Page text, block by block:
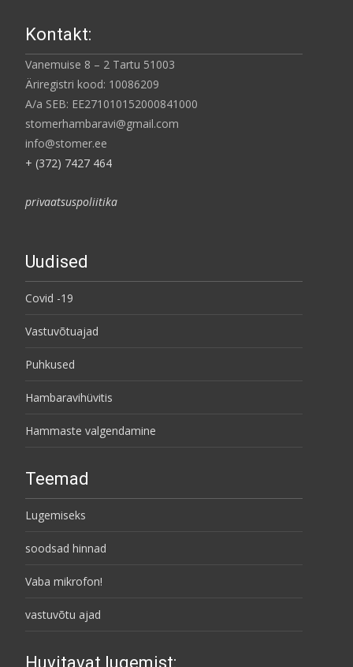
Kontakt:
Vanemuise 8 – 2 Tartu 51003
Äriregistri kood: 10086209
A/a SEB: EE271010152000841000
stomerhambaravi@gmail.com
info@stomer.ee
+ (372) 7427 464
privaatsuspoliitika
Uudised
Covid -19
Vastuvõtuajad
Puhkused
Hambaravihüvitis
Hammaste valgendamine
Teemad
Lugemiseks
soodsad hinnad
Vaba mikrofon!
vastuvõtu ajad
Huvitavat lugemist: